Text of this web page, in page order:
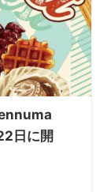
日に開